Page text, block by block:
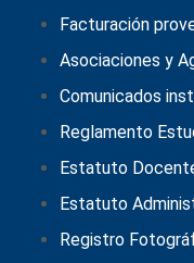
Facturación
Asociaciones y
Comunicados
Reglamento
Estatuto
Estatuto
Registro